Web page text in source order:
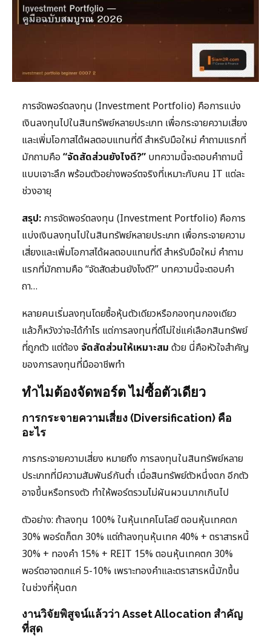
การจัดพอร์ตลงทุน (Investment Portfolio) คือการแบ่ง
เงินลงทุนไปในสินทรัพย์หลายประเภท เพื่อกระจายความเสี่ยง
และเพิ่มโอกาสได้ผลตอบแทนที่ดี สำหรับมือใหม่ คำถามแรกที่
มักถามคือ “จัดสัดส่วนยังไงดี?” บทความนี้จะตอบคำถามนี้
แบบเจาะลึก พร้อมตัวอย่างพอร์ตจริงที่เหมาะกับคน IT แต่ละ
ช่วงอายุ
สรุป: การจัดพอร์ตลงทุน (Investment Portfolio) คือการ
แบ่งเงินลงทุนไปในสินทรัพย์หลายประเภท เพื่อกระจายความ
เสี่ยงและเพิ่มโอกาสได้ผลตอบแทนที่ดี สำหรับมือใหม่ คำถาม
แรกที่มักถามคือ “จัดสัดส่วนยังไงดี?” บทความนี้จะตอบคำ
ถา…
หลายคนเริ่มลงทุนโดยซื้อหุ้นตัวเดียวหรือกองทุนกองเดียว
แล้วก็หวังว่าจะได้กำไร แต่การลงทุนที่ดีไม่ใช่แค่เลือกสินทรัพย์
ที่ถูกตัว แต่ต้อง จัดสัดส่วนให้เหมาะสม ด้วย นี่คือหัวใจสำคัญ
ของการลงทุนที่มืออาชีพทำ
ทำไมต้องจัดพอร์ต ไม่ซื้อตัวเดียว
การกระจายความเสี่ยง (Diversification) คือ
อะไร
การกระจายความเสี่ยง หมายถึง การลงทุนในสินทรัพย์หลาย
ประเภทที่มีความสัมพันธ์กันต่ำ เมื่อสินทรัพย์ตัวหนึ่งตก อีกตัว
อาจขึ้นหรือทรงตัว ทำให้พอร์ตรวมไม่ผันผวนมากเกินไป
ตัวอย่าง: ถ้าลงทุน 100% ในหุ้นเทคโนโลยี ตอนหุ้นเทคตก
30% พอร์ตก็ตก 30% แต่ถ้าลงทุนหุ้นเทค 40% + ตราสารหนี้
30% + ทองคำ 15% + REIT 15% ตอนหุ้นเทคตก 30%
พอร์ตอาจตกแค่ 5-10% เพราะทองคำและตราสารหนี้มักขึ้น
ในช่วงที่หุ้นตก
งานวิจัยพิสูจน์แล้วว่า Asset Allocation สำคัญ
ที่สุด